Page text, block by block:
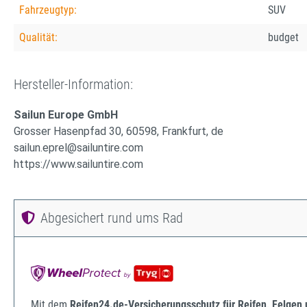
Fahrzeugtyp: SUV
Qualität: budget
Hersteller-Information:
Sailun Europe GmbH
Grosser Hasenpfad 30, 60598, Frankfurt, de
sailun.eprel@sailuntire.com
https://www.sailuntire.com
Abgesichert rund ums Rad